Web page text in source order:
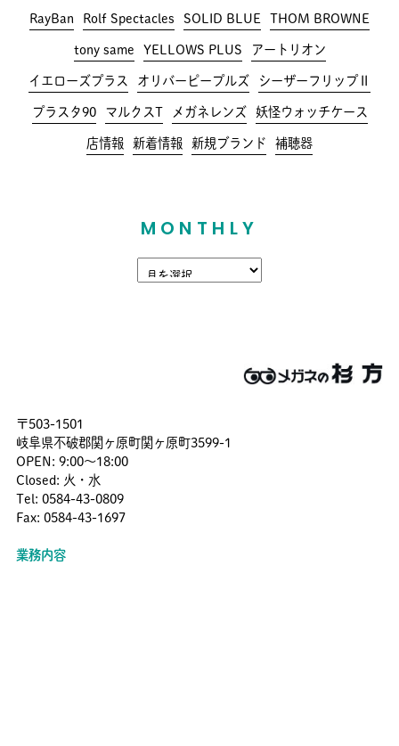
RayBan Rolf Spectacles SOLID BLUE THOM BROWNE
tony same YELLOWS PLUS アートリオン
イエローズプラス オリバーピープルズ シーザーフリップⅡ
プラスタ90 マルクスT メガネレンズ 妖怪ウォッチケース
店情報 新着情報 新規ブランド 補聴器
MONTHLY
〒503-1501
岐阜県不破郡関ヶ原町関ヶ原町3599-1
OPEN: 9:00〜18:00
Closed: 火・水
Tel: 0584-43-0809
Fax: 0584-43-1697
業務内容